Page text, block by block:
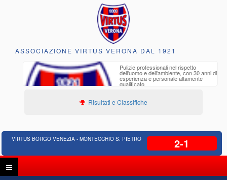
ASSOCIAZIONE VIRTUS VERONA DAL 1921
Pulizie professionali nel rispetto
dell'uomo e dell'ambiente, con 30 anni di
esperienza e personale altamente
qualificato
Risultati e Classifiche
VIRTUS BORGO VENEZIA - MONTECCHIO S. PIETRO 2-1